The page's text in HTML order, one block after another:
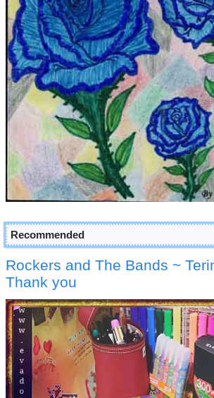
Recommended
Rockers and The Bands ~
Thank you